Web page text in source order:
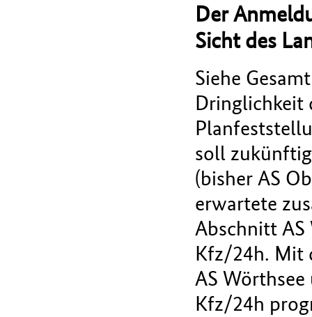
Der
Sicht des
Siehe
Dringlichkeit
soll
(bisher AS
erwartete
Abschnitt
Kfz/24h. Mit
AS
Kfz/24h